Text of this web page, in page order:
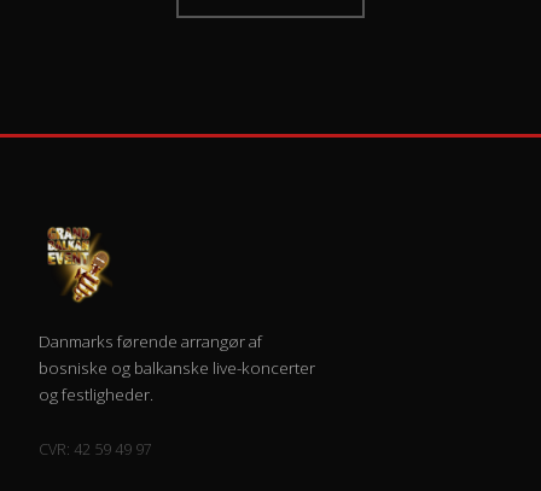
Danmarks førende arrangør af
bosniske og balkanske live-koncerter
og festligheder.
CVR: 42 59 49 97